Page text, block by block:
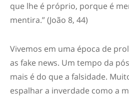
que lhe é próprio, porque é
mentira.” (João 8, 44)
Vivemos em uma época de
as fake news. Um tempo da
mais é do que a falsidade.
espalhar a inverdade como a